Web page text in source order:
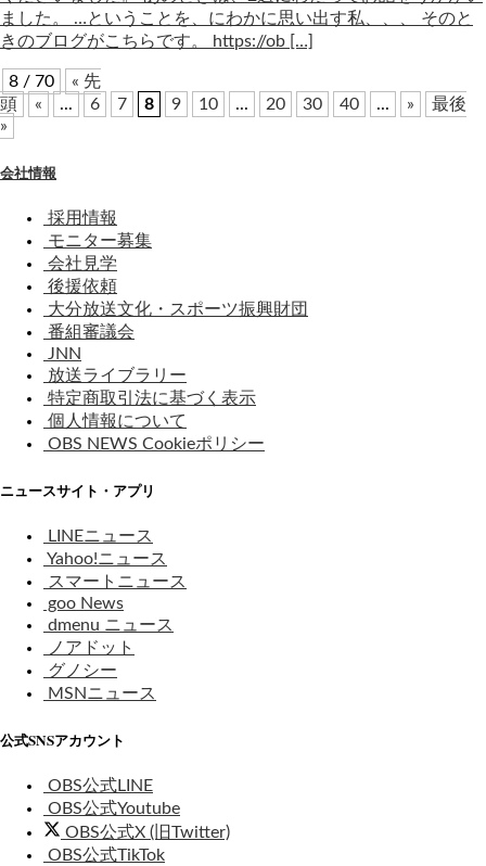
ました。 …ということを、にわかに思い出す私、、、 そのと
きのブログがこちらです。 https://ob […]
8 / 70
« 先
頭
« ... 6 7 8 9 10 ... 20 30 40 ... »
最後
»
会社情報
採用情報
モニター募集
会社見学
後援依頼
大分放送文化・スポーツ振興財団
番組審議会
JNN
放送ライブラリー
特定商取引法に基づく表示
個人情報について
OBS NEWS Cookieポリシー
ニュースサイト・アプリ
LINEニュース
Yahoo!ニュース
スマートニュース
goo News
dmenu ニュース
ノアドット
グノシー
MSNニュース
公式SNSアカウント
OBS公式LINE
OBS公式Youtube
OBS公式X (旧Twitter)
OBS公式TikTok